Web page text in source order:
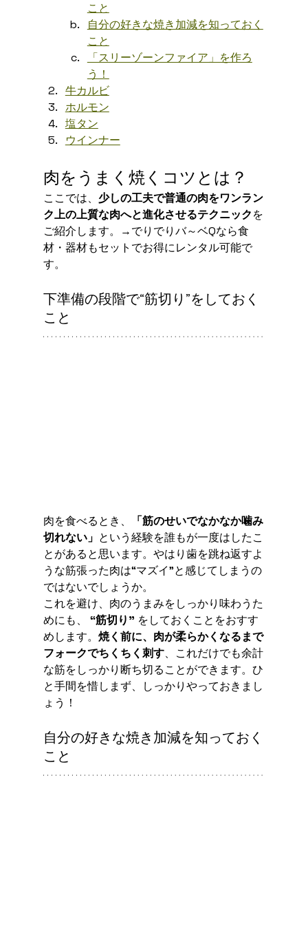
こと
自分の好きな焼き加減を知っておく
こと
「スリーゾーンファイア」を作ろ
う！
牛カルビ
ホルモン
塩タン
ウインナー
肉をうまく焼くコツとは？
ここでは、 少しの工夫で普通の肉をワンラン
ク上の上質な肉へと進化させるテクニックを
ご紹介します。→でりでりバ～ベQなら食
材・器材もセットでお得にレンタル可能で
す。
下準備の段階で“筋切り”をしておく
こと
肉を食べるとき、
「筋のせいでなかなか噛み
切れない」 という経験を誰もが一度はしたこ
とがあると思います。やはり歯を跳ね返すよ
うな筋張った肉は“マズイ”と感じてしまうの
ではないでしょうか。
これを避け、肉のうまみをしっかり味わうた
めにも、
“筋切り” をしておくことをおすす
めします。 焼く前に、肉が柔らかくなるまで
フォークでちくちく刺す、これだけでも余計
な筋をしっかり断ち切ることができます。ひ
と手間を惜しまず、しっかりやっておきまし
ょう！
自分の好きな焼き加減を知っておく
こと